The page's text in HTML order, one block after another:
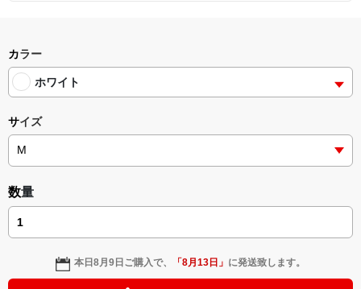
カラー
ホワイト
サイズ
数量
本日8月9日 ご購入で、 「8月13日 」 に発送致します。